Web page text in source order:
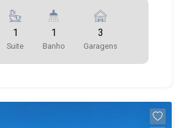
1
Suite
1
Banho
3
Garagens